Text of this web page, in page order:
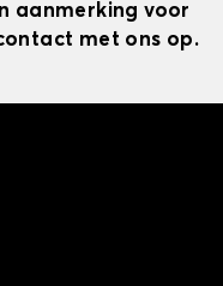
aanmerking voor
met ons op.